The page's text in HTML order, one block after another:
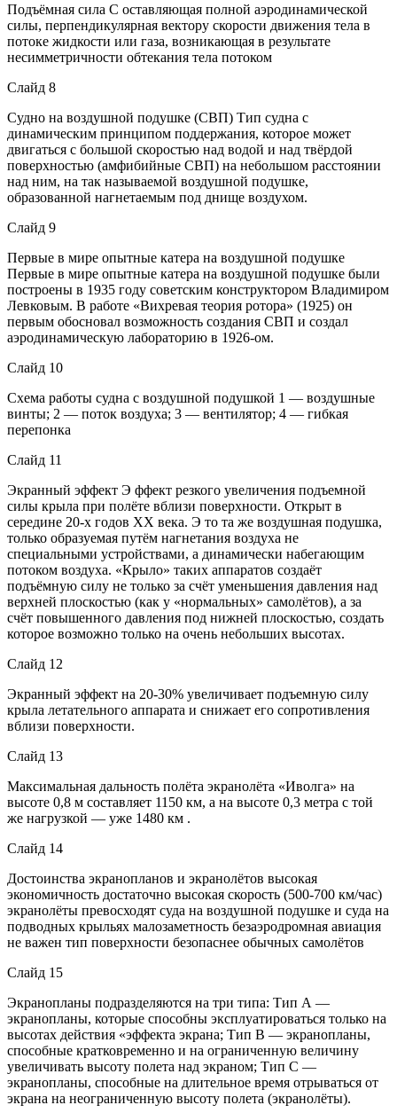
Подъёмная сила С оставляющая полной аэродинамической
силы, перпендикулярная вектору скорости движения тела в
потоке жидкости или газа, возникающая в результате
несимметричности обтекания тела потоком
Слайд 8
Суднo на воздушной подушке (СВП) Тип судна с
динамическим принципом поддержания, которое может
двигаться с большой скоростью над водой и над твёрдой
поверхностью (амфибийные СВП) на небольшом расстоянии
над ним, на так называемой воздушной подушке,
образованной нагнетаемым под днище воздухом.
Слайд 9
Первые в мире опытные катера на воздушной подушке
Первые в мире опытные катера на воздушной подушке были
построены в 1935 году советским конструктором Владимиром
Левковым. В работе «Вихревая теория ротора» (1925) он
первым обосновал возможность создания СВП и создал
аэродинамическую лабораторию в 1926-ом.
Слайд 10
Схема работы судна с воздушной подушкой 1 — воздушные
винты; 2 — поток воздуха; 3 — вентилятор; 4 — гибкая
перепонка
Слайд 11
Экранный эффект Э ффект резкого увеличения подъемной
силы крыла при полёте вблизи поверхности. Открыт в
середине 20-х годов XX века. Э то та же воздушная подушка,
только образуемая путём нагнетания воздуха не
специальными устройствами, а динамически набегающим
потоком воздуха. «Крыло» таких аппаратов создаёт
подъёмную силу не только за счёт уменьшения давления над
верхней плоскостью (как у «нормальных» самолётов), а за
счёт повышенного давления под нижней плоскостью, создать
которое возможно только на очень небольших высотах.
Слайд 12
Экранный эффект на 20-30% увеличивает подъемную силу
крыла летательного аппарата и снижает его сопротивления
вблизи поверхности.
Слайд 13
Максимальная дальность полёта экранолёта «Иволга» на
высоте 0,8 м составляет 1150 км, а на высоте 0,3 метра с той
же нагрузкой — уже 1480 км .
Слайд 14
Достоинства экранопланов и экранолётов высокая
экономичность достаточно высокая скорость (500-700 км/час)
экранолёты превосходят суда на воздушной подушке и суда на
подводных крыльях малозаметность безаэродромная авиация
не важен тип поверхности безопаснее обычных самолётов
Слайд 15
Экранопланы подразделяются на три типа: Тип А —
экранопланы, которые способны эксплуатироваться только на
высотах действия «эффекта экрана; Тип В — экранопланы,
способные кратковременно и на ограниченную величину
увеличивать высоту полета над экраном; Тип С —
экранопланы, способные на длительное время отрываться от
экрана на неограниченную высоту полета (экранолёты).